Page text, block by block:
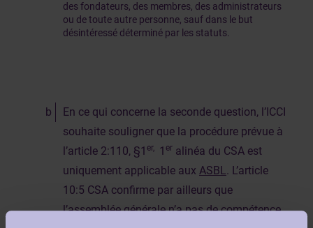
des fondateurs, des membres, des administrateurs
ou de toute autre personne, sauf dans le but
désintéressé déterminé par les statuts.
En ce qui concerne la seconde question, l’ICCI
souhaite souligner que la procédure prévue à
l’article 2:110, §1 er, 1 er alinéa du CSA est
uniquement applicable aux ASBL. L’article
10:5 CSA confirme par ailleurs que
l’assemblée générale n’a pas de compétence